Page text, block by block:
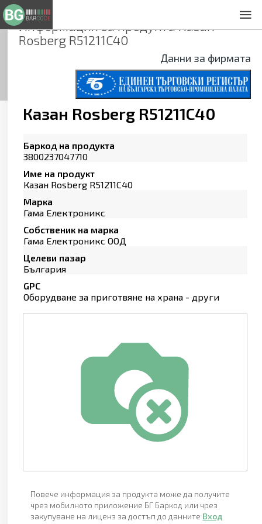
Информация за продуктаКазан
Rosberg R51211C40
Данни за фирмата
Казан Rosberg R51211C40
Баркод на продукта
3800237047710
Име на продукт
Казан Rosberg R51211C40
Марка
Гама Електроникс
Собственик на марка
Гама Електроникс ООД
Целеви пазар
България
GPC
Оборудване за приготвяне на храна - други
Повече информация за продукта може да получите
чрез мобилното приложение БГ Баркод или чрез
закупуване на лиценз за достъп до данните Вход
Общи условия
Декларация за проверителност
Заснемане на продукти
Контакти